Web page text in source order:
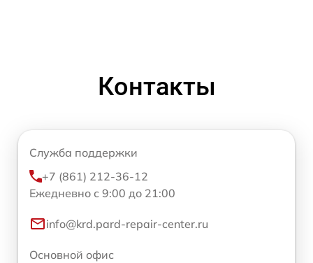
Контакты
Служба поддержки
+7 (861) 212-36-12
Ежедневно с 9:00 до 21:00
info@krd.pard-repair-center.ru
Основной офис